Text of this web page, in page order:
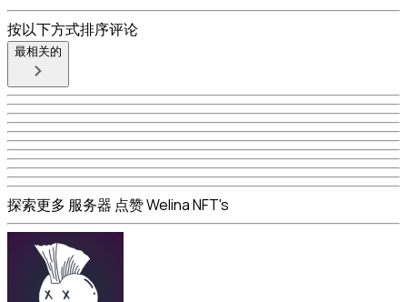
按以下方式排序评论
最相关的
探索更多 服务器 点赞 Welina NFT's